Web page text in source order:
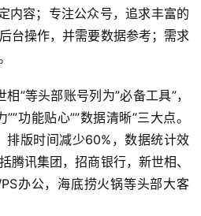
内容；专注公众号，追求丰富的
台操作，并需要数据参考；需求
相”等头部账号列为”必备工具”，
功能贴心””数据清晰”三大点。
排版时间减少60%，数据统计效
腾讯集团，招商银行，新世相、
办公，海底捞火锅等头部大客